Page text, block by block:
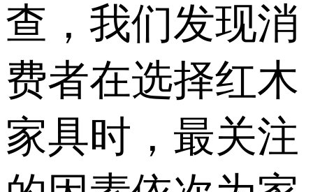
查，我们发现消
费者在选择红木
家具时，最关注